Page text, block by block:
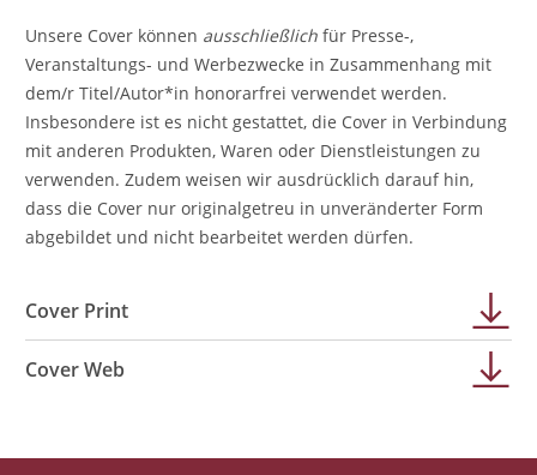
Unsere Cover können ausschließlichfür Presse-,
Veranstaltungs- und Werbezwecke in Zusammenhang mit
dem/r Titel/Autor*in honorarfrei verwendet werden.
Insbesondere ist es nicht gestattet, die Cover in Verbindung
mit anderen Produkten, Waren oder Dienstleistungen zu
verwenden. Zudem weisen wir ausdrücklich darauf hin,
dass die Cover nur originalgetreu in unveränderter Form
abgebildet und nicht bearbeitet werden dürfen.
Cover Print
Cover Web